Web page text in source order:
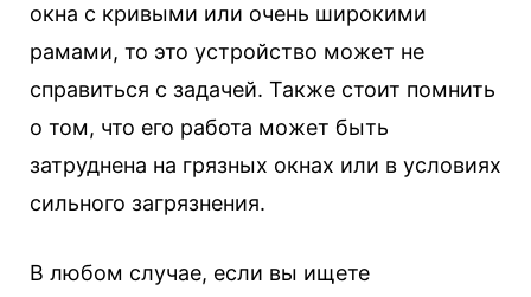
окна с кривыми или очень широкими
рамами, то это устройство может не
справиться с задачей. Также стоит помнить
о том, что его работа может быть
затруднена на грязных окнах или в условиях
сильного загрязнения.
В любом случае, если вы ищете